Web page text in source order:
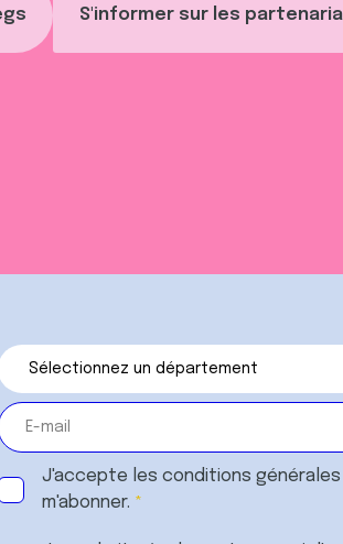
S'informer sur les
J'accepte les conditions générales
m'abonner.